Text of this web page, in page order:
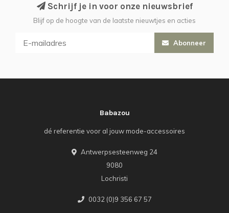
Schrijf je in voor onze nieuwsbrief
Blijf op de hoogte van de laatste nieuwtjes en acties
Abonneer
Babazou
dé referentie voor al jouw mode-accessoires
Antwerpsesteenweg 24
9080
Lochristi
0032 (0)9 356 67 57